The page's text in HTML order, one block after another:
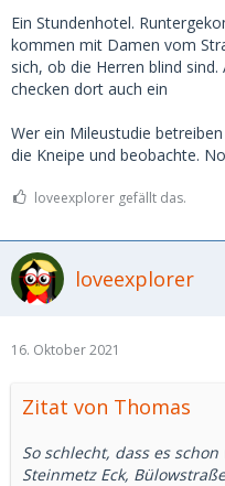
Ein Stundenhotel.
kommen mit Damen vom
sich, ob die Herren blind
checken dort auch ein
Wer ein Mileustudie
die Kneipe und beobachte.
loveexplorer gefällt das.
loveexplorer
16. Oktober 2021
Zitat von Thomas
So schlecht, dass es
Steinmetz Eck,